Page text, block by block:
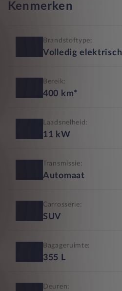
Kenmerken
Brandstoftype:
Volledig elektrisch
Bereik:
400 km*
Laadsnelheid:
11 kW
Transmissie:
Automaat
Carrosserie:
SUV
Bagageruimte:
355 L
Deuren: